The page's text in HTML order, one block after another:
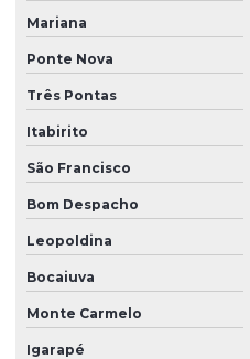
Mariana
Ponte Nova
Três Pontas
Itabirito
São Francisco
Bom Despacho
Leopoldina
Bocaiuva
Monte Carmelo
Igarapé